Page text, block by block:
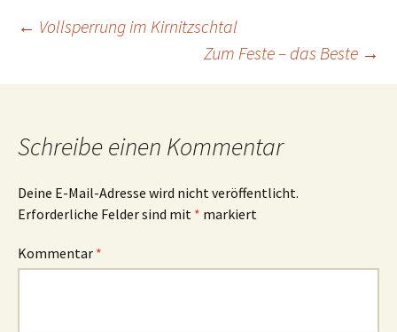
Beitrags-
Navigation
← Vollsperrung im Kirnitzschtal
Zum Feste – das Beste →
Schreibe einen Kommentar
Deine E-Mail-Adresse wird nicht veröffentlicht.
Erforderliche Felder sind mit * markiert
Kommentar *